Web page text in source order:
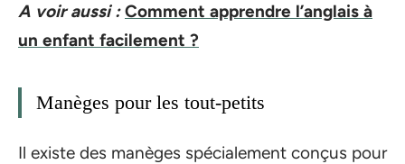
A voir aussi : Comment apprendre l’anglais à
un enfant facilement ?
Manèges pour les tout-petits
Il existe des manèges spécialement conçus pour